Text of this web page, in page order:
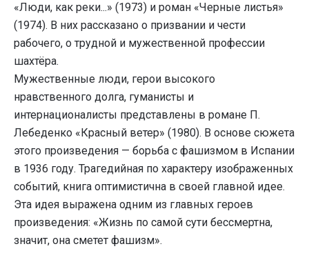
«Люди, как реки...» (1973) и роман «Черные листья»
(1974). В них рассказано о призвании и чести
рабочего, о трудной и мужественной профессии
шахтёра.
Мужественные люди, герои высокого
нравственного долга, гуманисты и
интернационалисты представлены в романе П.
Лебеденко «Красный ветер» (1980). В основе сюжета
этого произведения — борьба с фашизмом в Испании
в 1936 году. Трагедийная по характеру изображенных
событий, книга оптимистична в своей главной идее.
Эта идея выражена одним из главных героев
произведения: «Жизнь по самой сути бессмертна,
значит, она сметет фашизм».